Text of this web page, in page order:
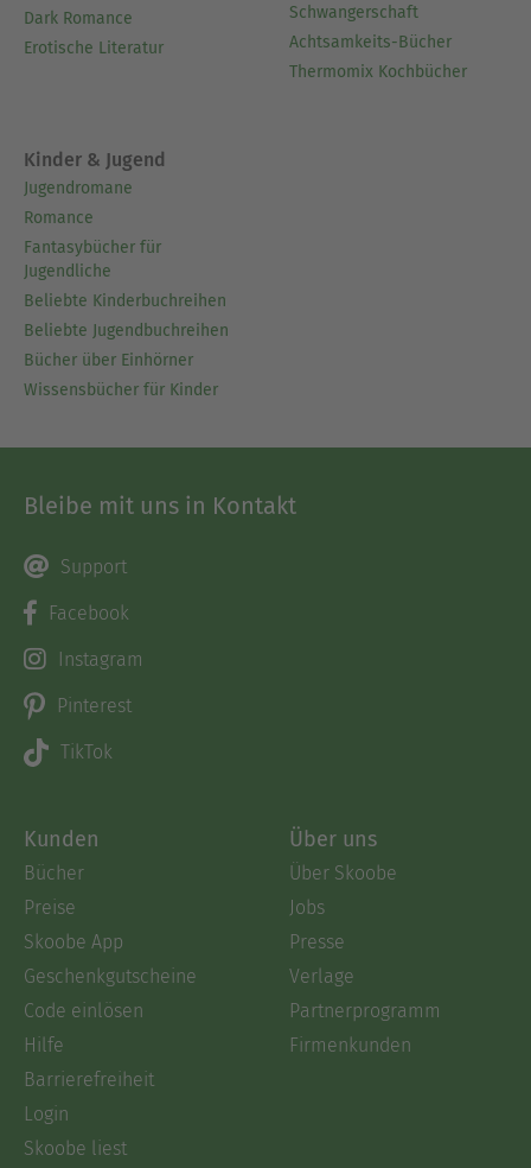
Dark Romance
Erotische Literatur
Schwangerschaft
Achtsamkeits-Bücher
Thermomix Kochbücher
Kinder & Jugend
Jugendromane
Romance
Fantasybücher für
Jugendliche
Beliebte Kinderbuchreihen
Beliebte Jugendbuchreihen
Bücher über Einhörner
Wissensbücher für Kinder
Bleibe mit uns in Kontakt
Support
Facebook
Instagram
Pinterest
TikTok
Kunden
Bücher
Preise
Skoobe App
Geschenkgutscheine
Code einlösen
Hilfe
Barrierefreiheit
Login
Skoobe liest
Über uns
Über Skoobe
Jobs
Presse
Verlage
Partnerprogramm
Firmenkunden